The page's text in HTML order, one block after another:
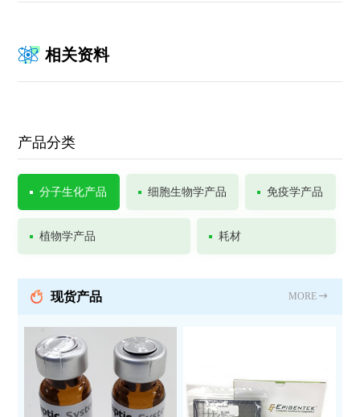
相关资料
产品分类
分子生化产品 细胞生物学产品 免疫学产品
植物学产品 耗材
现货产品 MORE